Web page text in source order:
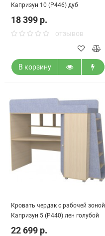
Капризун 10 (Р446) дуб
миланский
18 399 р.
отзывов
В корзину
Кровать чердак с рабочей зоной
Капризун 5 (Р440) лен голубой
22 699 р.